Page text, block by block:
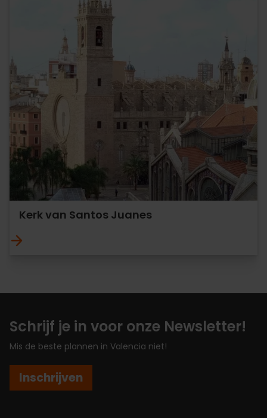
Kerk van Santos Juanes
Schrijf je in voor onze Newsletter!
Mis de beste plannen in Valencia niet!
Inschrijven